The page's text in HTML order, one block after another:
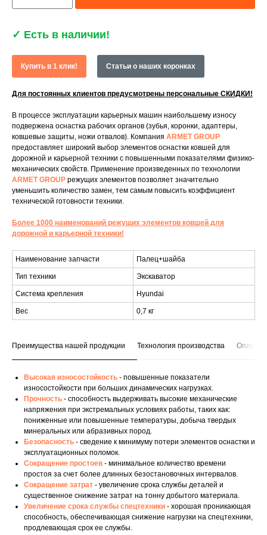
✓ Есть в наличии!
Купить в 1 клик! Статьи о наших коронках
Для постоянных клиентов предусмотрены персональные СКИДКИ!
В процессе эксплуатации карьерных машин наибольшему износу
подвержена оснастка рабочих органов (зубья, коронки, адаптеры,
ковшевые защиты, ножи отвалов). Компания ARMET GROUP
предоставляет широкий выбор элементов оснастки ковшей для
дорожной и карьерной техники с повышенными показателями физико-
механических свойств. Применение произведенных по технологии
ARMET GROUP режущих элементов позволяет значительно
уменьшить количество замен, тем самым повысить коэффициент
технической готовности техники.
Более 1000 наименований режущих элементов ковшей для
дорожной и карьерной техники!
Наименование запчасти Палец+шайба
Тип техники Экскаватор
Система крепления Hyundai
Вес 0,7 кг
Преимущества нашей продукции Технология производства Оплата
Высокая износостойкость - повышенные показатели
износостойкости при больших динамических нагрузках.
Прочность - способность выдерживать высокие механические
напряжения при экстремальных условиях работы, таких как:
пониженные или повышенные температуры, добыча твердых
минеральных или абразивных пород.
Безопасность - сведение к минимуму потери элементов оснастки и
эксплуатационных поломок.
Сокращение простоев - минимальное количество времени
простоя за счет более длинных безостановочных интервалов.
Сокращение затрат - увеличение срока службы деталей и
существенное снижение затрат на тонну добытого материала.
Увеличение срока службы спецтехники - хорошая проникающая
способность, обеспечивающая снижение нагрузки на спецтехники,
продлевающая срок ее службы.